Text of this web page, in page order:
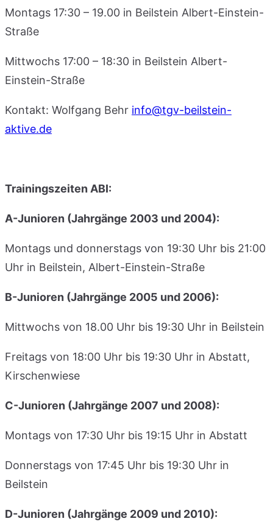
Montags 17:30 – 19.00 in Beilstein Albert-Einstein-
Straße
Mittwochs 17:00 – 18:30 in Beilstein Albert-
Einstein-Straße
Kontakt: Wolfgang Behr info@tgv-beilstein-
aktive.de
Trainingszeiten ABI:
A-Junioren (Jahrgänge 2003 und 2004):
Montags und donnerstags von 19:30 Uhr bis 21:00
Uhr in Beilstein, Albert-Einstein-Straße
B-Junioren (Jahrgänge 2005 und 2006):
Mittwochs von 18.00 Uhr bis 19:30 Uhr in Beilstein
Freitags von 18:00 Uhr bis 19:30 Uhr in Abstatt,
Kirschenwiese
C-Junioren (Jahrgänge 2007 und 2008):
Montags von 17:30 Uhr bis 19:15 Uhr in Abstatt
Donnerstags von 17:45 Uhr bis 19:30 Uhr in
Beilstein
D-Junioren (Jahrgänge 2009 und 2010):